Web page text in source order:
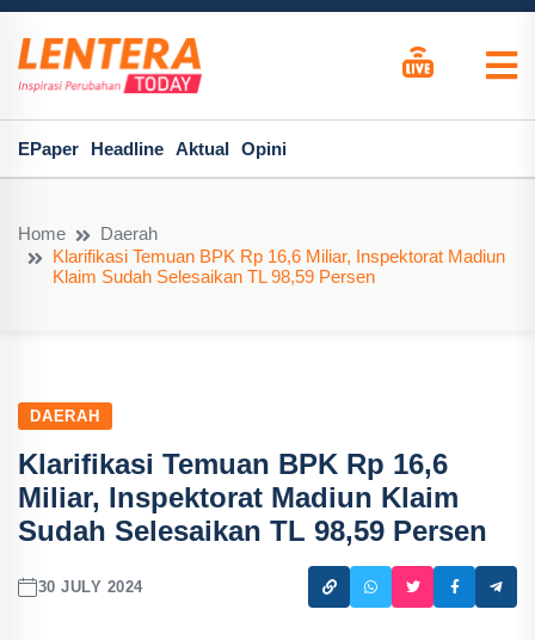
EPaper Headline Aktual Opini
Home
Daerah
Klarifikasi Temuan BPK Rp 16,6 Miliar, Inspektorat Madiun
Klaim Sudah Selesaikan TL 98,59 Persen
DAERAH
Klarifikasi Temuan BPK Rp 16,6
Miliar, Inspektorat Madiun Klaim
Sudah Selesaikan TL 98,59 Persen
30 JULY 2024